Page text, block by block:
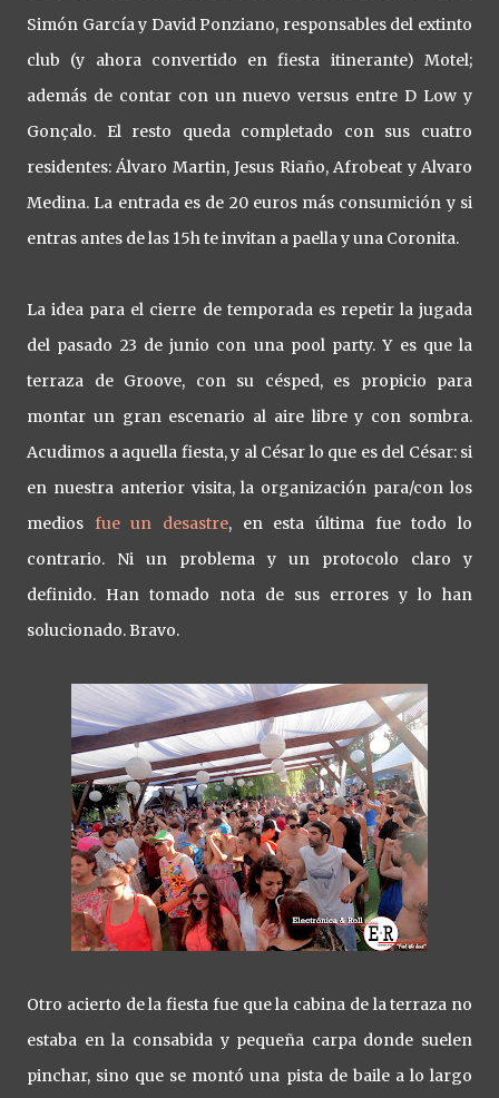
Simón García y David Ponziano, responsables del extinto
club (y ahora convertido en fiesta itinerante) Motel;
además de contar con un nuevo versus entre D Low y
Gonçalo. El resto queda completado con sus cuatro
residentes: Álvaro Martin, Jesus Riaño, Afrobeat y Alvaro
Medina. La entrada es de 20 euros más consumición y si
entras antes de las 15h te invitan a paella y una Coronita.
La idea para el cierre de temporada es repetir la jugada
del pasado 23 de junio con una pool party. Y es que la
terraza de Groove, con su césped, es propicio para
montar un gran escenario al aire libre y con sombra.
Acudimos a aquella fiesta, y al César lo que es del César: si
en nuestra anterior visita, la organización para/con los
medios fue un desastre, en esta última fue todo lo
contrario. Ni un problema y un protocolo claro y
definido. Han tomado nota de sus errores y lo han
solucionado. Bravo.
Otro acierto de la fiesta fue que la cabina de la terraza no
estaba en la consabida y pequeña carpa donde suelen
pinchar, sino que se montó una pista de baile a lo largo